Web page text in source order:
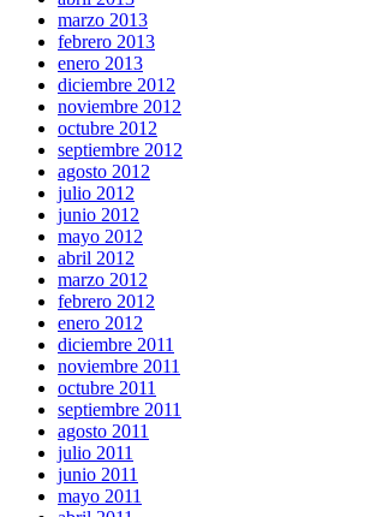
marzo 2013
febrero 2013
enero 2013
diciembre 2012
noviembre 2012
octubre 2012
septiembre 2012
agosto 2012
julio 2012
junio 2012
mayo 2012
abril 2012
marzo 2012
febrero 2012
enero 2012
diciembre 2011
noviembre 2011
octubre 2011
septiembre 2011
agosto 2011
julio 2011
junio 2011
mayo 2011